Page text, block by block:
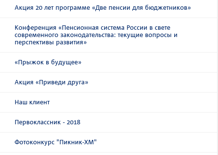
Акция 20 лет программе «Две пенсии для бюджетников»
Конференция «Пенсионная система России в свете
современного законодательства: текущие вопросы и
перспективы развития»
«Прыжок в будущее»
Акция «Приведи друга»
Наш клиент
Первоклассник - 2018
Фотоконкурс "Пикник-ХМ"